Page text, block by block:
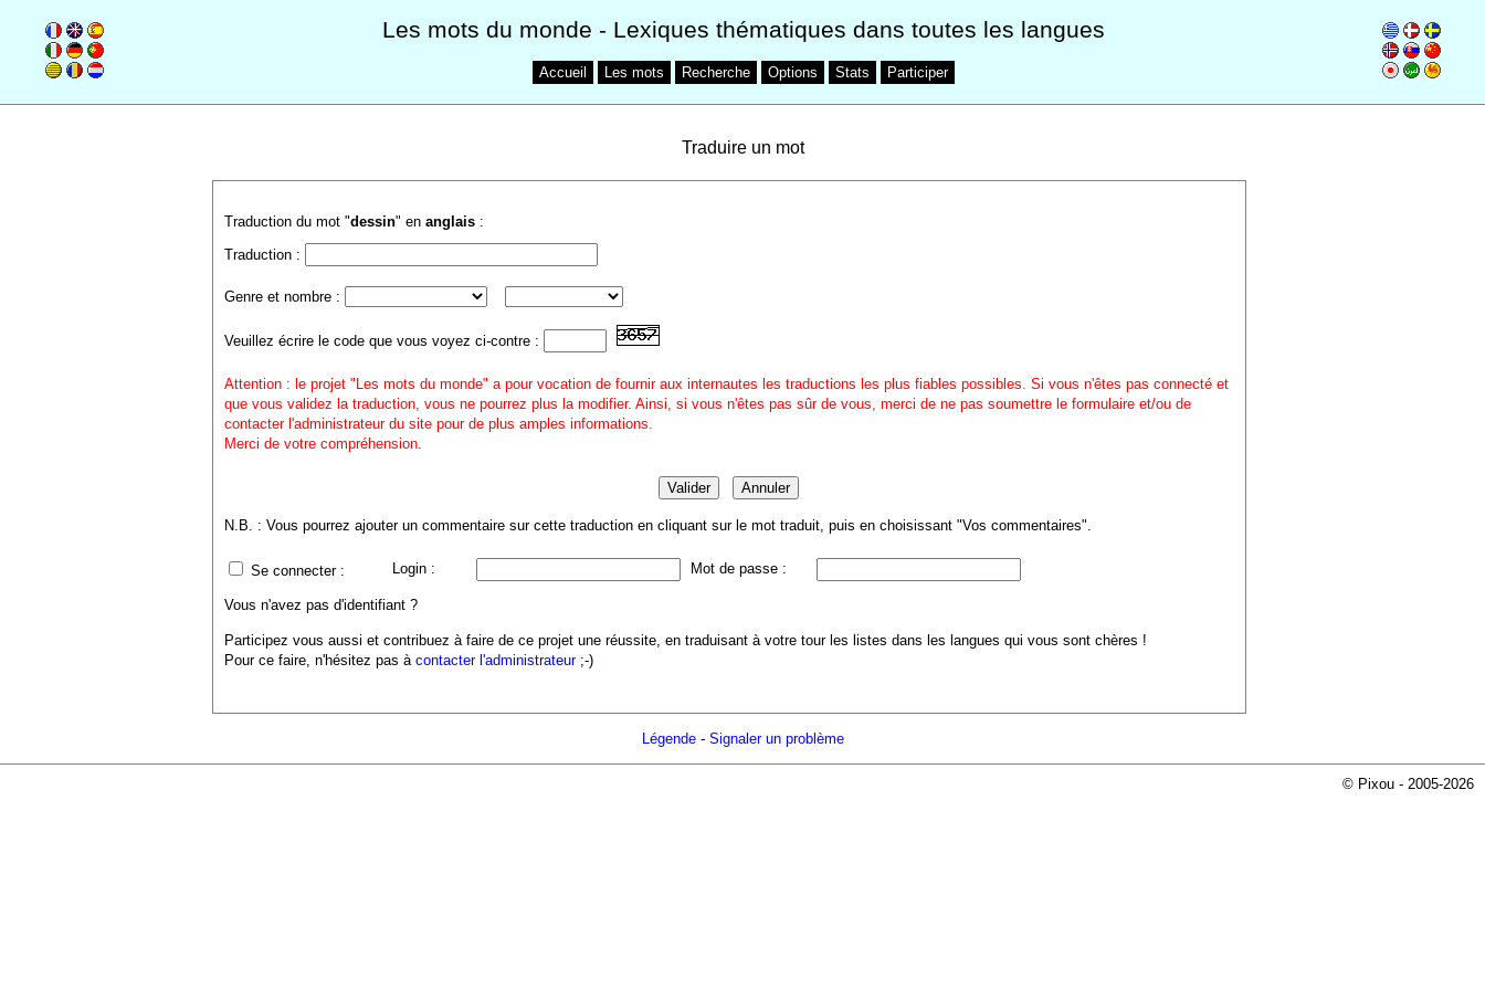
Les mots du monde - Lexiques thématiques dans toutes les langues
Accueil Les mots Recherche Options Stats Participer
Traduire un mot
Traduction du mot "dessin" en anglais:
Traduction :
Genre et nombre :
Veuillez écrire le code que vous voyez ci-contre :
Attention : le projet "Les mots du monde" a pour vocation de fournir aux internautes les traductions les plus fiables possibles. Si vous n'êtes pas connecté et
que vous validez la traduction, vous ne pourrez plus la modifier. Ainsi, si vous n'êtes pas sûr de vous, merci de ne pas soumettre le formulaire et/ou de
contacter l'administrateur du site pour de plus amples informations.
Merci de votre compréhension.
N.B. : Vous pourrez ajouter un commentaire sur cette traduction en cliquant sur le mot traduit, puis en choisissant "Vos commentaires".
Se connecter : Login : Mot de passe :
Vous n'avez pas d'identifiant ?
Participez vous aussi et contribuez à faire de ce projet une réussite, en traduisant à votre tour les listes dans les langues qui vous sont chères !
Pour ce faire, n'hésitez pas à contacter l'administrateur;-)
Légende- Signaler un problème
© Pixou - 2005-2026